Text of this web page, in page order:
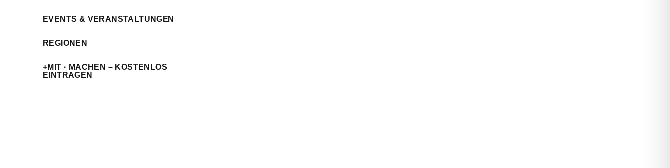
EVENTS & VERANSTALTUNGEN
REGIONEN
+MIT · MACHEN – KOSTENLOS
EINTRAGEN